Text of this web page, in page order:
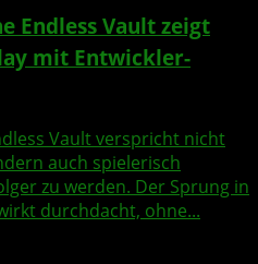
Endless Vault zeigt
mit Entwickler-
Vault verspricht nicht
auch spielerisch
zu werden. Der Sprung in
durchdacht, ohne...